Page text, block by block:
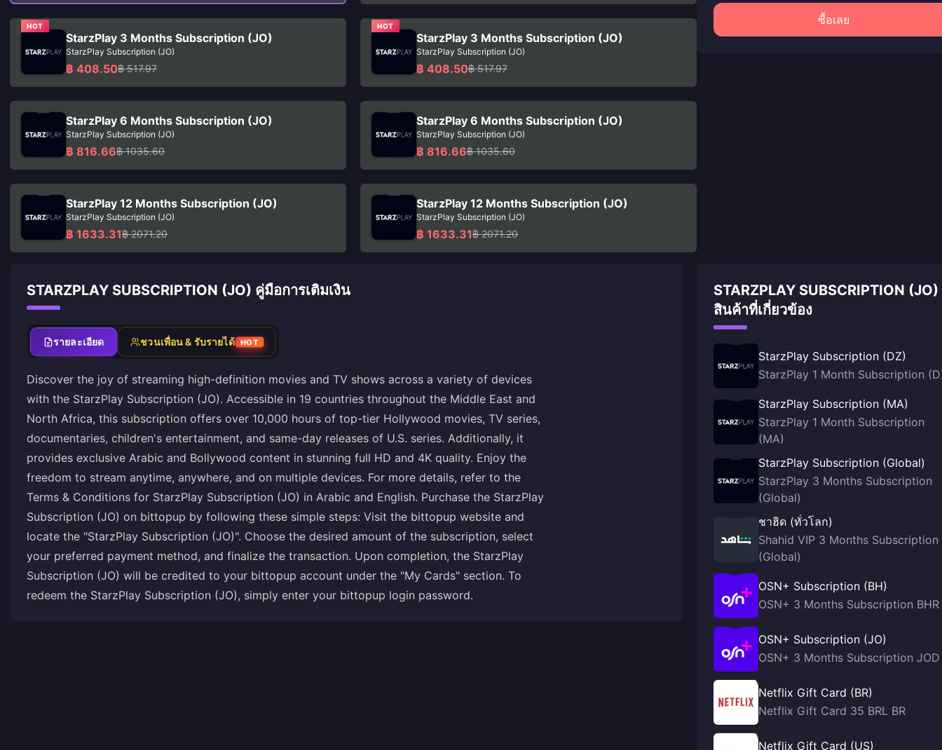
HOT
StarzPlay 3 Months Subscription (JO)
StarzPlay Subscription (JO)
฿ 408.50฿ 517.97
HOT
StarzPlay 3 Months Subscription (JO)
StarzPlay Subscription (JO)
฿ 408.50฿ 517.97
StarzPlay 6 Months Subscription (JO)
StarzPlay Subscription (JO)
฿ 816.66฿ 1035.60
StarzPlay 6 Months Subscription (JO)
StarzPlay Subscription (JO)
฿ 816.66฿ 1035.60
StarzPlay 12 Months Subscription (JO)
StarzPlay Subscription (JO)
฿ 1633.31฿ 2071.20
StarzPlay 12 Months Subscription (JO)
StarzPlay Subscription (JO)
฿ 1633.31฿ 2071.20
ซื้อเลย
STARZPLAY SUBSCRIPTION (JO) คู่มือการเติมเงิน
รายละเอียด ชวนเพื่อน & รับรายได้ HOT
Discover the joy of streaming high-definition movies and TV shows across a variety of devices
with the StarzPlay Subscription (JO). Accessible in 19 countries throughout the Middle East and
North Africa, this subscription offers over 10,000 hours of top-tier Hollywood movies, TV series,
documentaries, children's entertainment, and same-day releases of U.S. series. Additionally, it
provides exclusive Arabic and Bollywood content in stunning full HD and 4K quality. Enjoy the
freedom to stream anytime, anywhere, and on multiple devices. For more details, refer to the
Terms & Conditions for StarzPlay Subscription (JO) in Arabic and English. Purchase the StarzPlay
Subscription (JO) on bittopup by following these simple steps: Visit the bittopup website and
locate the "StarzPlay Subscription (JO)". Choose the desired amount of the subscription, select
your preferred payment method, and finalize the transaction. Upon completion, the StarzPlay
Subscription (JO) will be credited to your bittopup account under the "My Cards" section. To
redeem the StarzPlay Subscription (JO), simply enter your bittopup login password.
STARZPLAY SUBSCRIPTION (JO)
สินค้าที่เกี่ยวข้อง
StarzPlay Subscription (DZ)
StarzPlay 1 Month Subscription
StarzPlay Subscription (MA)
StarzPlay 1 Month Subscription
(MA)
StarzPlay Subscription (Global)
StarzPlay 3 Months Subscription
(Global)
ชาฮิด (ทั่วโลก)
Shahid VIP 3 Months Subscription
(Global)
OSN+ Subscription (BH)
OSN+ 3 Months Subscription BHR
OSN+ Subscription (JO)
OSN+ 3 Months Subscription JOD
Netflix Gift Card (BR)
Netflix Gift Card 35 BRL BR
Netflix Gift Card (US)